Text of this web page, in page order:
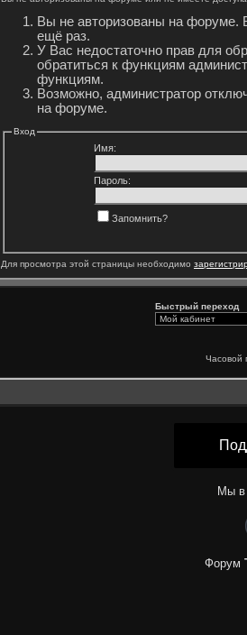
Вы не авторизованы на форуме.
ещё раз.
У Вас недостаточно прав для
обратиться к функциям
функциям.
Возможно, администратор
на форуме.
Вход
Имя:
Пароль:
Запомнить?
Для просмотра этой страницы необходимо
Быстрый переход
Часовой
Мы в
Форум